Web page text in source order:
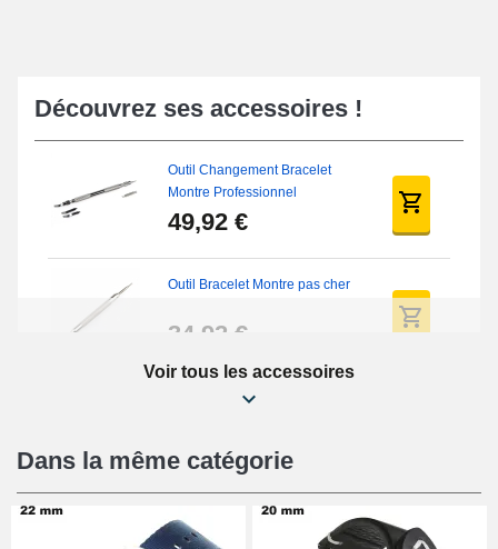
Découvrez ses accessoires !
Outil Changement Bracelet
Montre Professionnel
49,92 €
Outil Bracelet Montre pas cher
34,92 €
Kit Réparation Montre Débutant
16,90 €
Pied à Coulisse Numérique
Voir tous les accessoires
Dans la même catégorie